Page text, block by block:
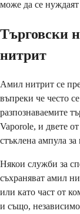
може да се
Търговски
нитрит
Амил нитрит се
въпреки че често
разпознаваемите
Vaporole, и двете
стъклена ампула
Някои служби за
съхраняват амил
или като част от
и също,